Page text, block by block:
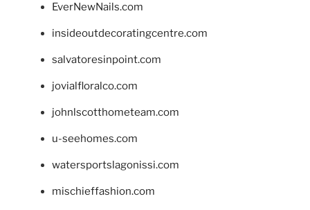
EverNewNails.com
insideoutdecoratingcentre.com
salvatoresinpoint.com
jovialfloralco.com
johnlscotthometeam.com
u-seehomes.com
watersportslagonissi.com
mischieffashion.com